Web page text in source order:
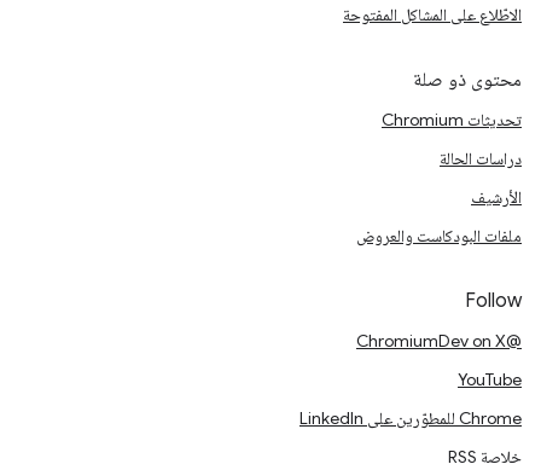
الاطّلاع على المشاكل المفتوحة
محتوى ذو صلة
تحديثات Chromium
دراسات الحالة
الأرشيف
ملفات البودكاست والعروض
Follow
@ChromiumDev on X
YouTube
Chrome للمطوّرين على LinkedIn
خلاصة RSS